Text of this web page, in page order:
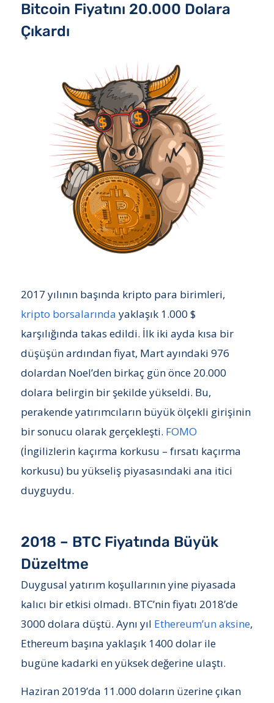
Bitcoin Fiyatını 20.000 Dolara
Çıkardı
2017 yılının başında kripto para birimleri,
kripto borsalarında yaklaşık 1.000 $
karşılığında takas edildi. İlk iki ayda kısa bir
düşüşün ardından fiyat, Mart ayındaki 976
dolardan Noel’den birkaç gün önce 20.000
dolara belirgin bir şekilde yükseldi. Bu,
perakende yatırımcıların büyük ölçekli girişinin
bir sonucu olarak gerçekleşti. FOMO
(İngilizlerin kaçırma korkusu – fırsatı kaçırma
korkusu) bu yükseliş piyasasındaki ana itici
duyguydu.
2018 – BTC Fiyatında Büyük
Düzeltme
Duygusal yatırım koşullarının yine piyasada
kalıcı bir etkisi olmadı. BTC’nin fiyatı 2018’de
3000 dolara düştü. Aynı yıl Ethereum’un aksine,
Ethereum başına yaklaşık 1400 dolar ile
bugüne kadarki en yüksek değerine ulaştı.
Haziran 2019’da 11.000 doların üzerine çıkan